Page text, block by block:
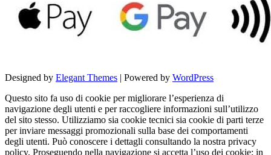
Designed by Elegant Themes | Powered by WordPress
Questo sito fa uso di cookie per migliorare l’esperienza di
navigazione degli utenti e per raccogliere informazioni sull’utilizzo
del sito stesso. Utilizziamo sia cookie tecnici sia cookie di parti terze
per inviare messaggi promozionali sulla base dei comportamenti
degli utenti. Può conoscere i dettagli consultando la nostra privacy
policy. Proseguendo nella navigazione si accetta l’uso dei cookie; in